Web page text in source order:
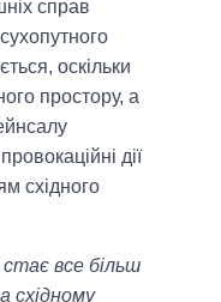
справ
оскільки
простору, а
дії
східного
все більш
східному